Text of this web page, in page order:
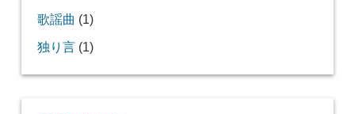
歌謡曲 (1)
独り言(1)